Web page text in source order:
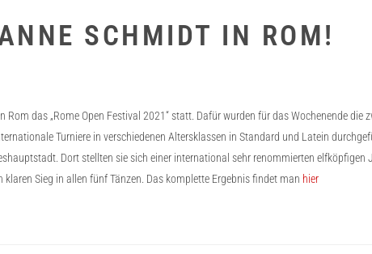
SCHMIDT IN ROM!
das „Rome Open Festival 2021“ statt. Dafür wurden für das Wochenende die
Turniere in verschiedenen Altersklassen in Standard und Latein
Dort stellten sie sich einer international sehr renommierten elfköpfigen
Sieg in allen fünf Tänzen. Das komplette Ergebnis findet man hier